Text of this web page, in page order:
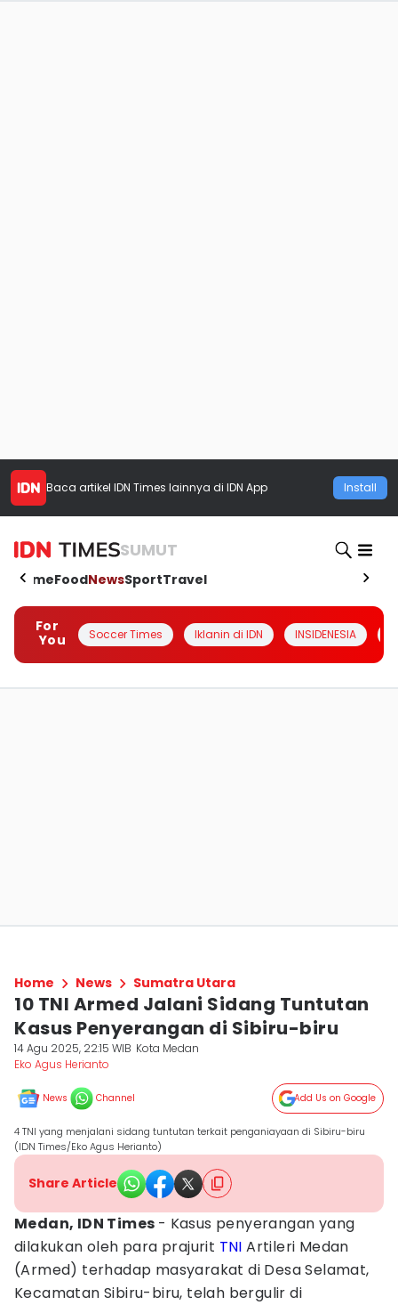
Baca artikel IDN Times lainnya di IDN App Install
SUMUT
HomeFoodNewsSportTravel
For
You
Soccer Times Iklanin di IDN INSIDENESIA
Home News Sumatra Utara
10 TNI Armed Jalani Sidang Tuntutan
Kasus Penyerangan di Sibiru-biru
14 Agu 2025, 22:15 WIB Kota Medan
Eko Agus Herianto
News Channel Add Us on Google
4 TNI yang menjalani sidang tuntutan terkait penganiayaan di Sibiru-biru
(IDN Times/Eko Agus Herianto)
Share Article
Medan, IDN Times - Kasus penyerangan yang
dilakukan oleh para prajurit TNI Artileri Medan
(Armed) terhadap masyarakat di Desa Selamat,
Kecamatan Sibiru-biru, telah bergulir di